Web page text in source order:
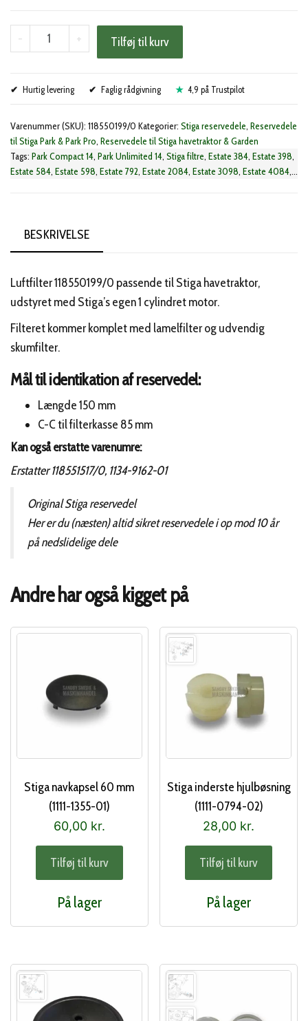
-
Stiga
luftfilter
antal
+ Tilføj til kurv
Hurtig levering Faglig rådgivning 4,9 på Trustpilot
Varenummer (SKU): 118550199/0 Kategorier: Stiga reservedele, Reservedele
til Stiga Park & Park Pro, Reservedele til Stiga havetraktor & Garden
Tags: Park Compact 14, Park Unlimited 14, Stiga filtre, Estate 384, Estate 398,
Estate 584, Estate 598, Estate 792, Estate 2084, Estate 3098, Estate 4084,
BESKRIVELSE
Luftfilter 118550199/0 passende til Stiga havetraktor,
udstyret med Stiga’s egen 1 cylindret motor.
Filteret kommer komplet med lamelfilter og udvendig
skumfilter.
Mål til identikation af reservedel:
Længde 150 mm
C-C til filterkasse 85 mm
Kan også erstatte varenumre:
Erstatter 118551517/0, 1134-9162-01
Original Stiga reservedel
Her er du (næsten) altid sikret reservedele i op mod 10 år
på nedslidelige dele
Andre har også kigget på
Stiga navkapsel 60 mm
(1111-1355-01)
60,00 kr.
Tilføj til kurv
På lager
Stiga inderste hjulbøsning
(1111-0794-02)
28,00 kr.
Tilføj til kurv
På lager